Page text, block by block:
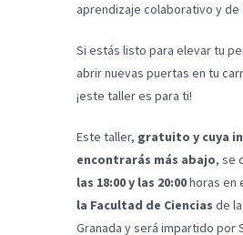
aprendizaje colaborativo y de
Si estás listo para elevar tu
abrir nuevas puertas en tu
¡este taller es para ti!
Este taller, gratuito y cuya
encontrarás más abajo, se
las 18:00 y las 20:00horas en
la Facultad de Ciencias de
Granada y será impartido por